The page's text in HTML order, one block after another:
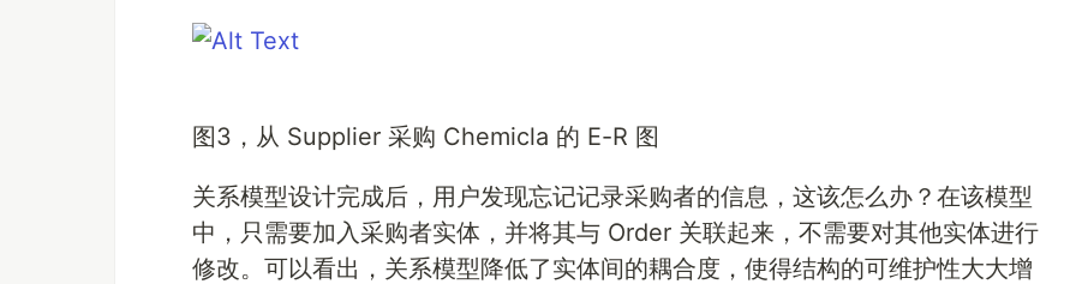
图3，从 Supplier 采购 Chemicla 的 E-R 图
关系模型设计完成后，用户发现忘记记录采购者的信息，这该怎么办？在该模型
中，只需要加入采购者实体，并将其与 Order 关联起来，不需要对其他实体进行
修改。可以看出，关系模型降低了实体间的耦合度，使得结构的可维护性大大增